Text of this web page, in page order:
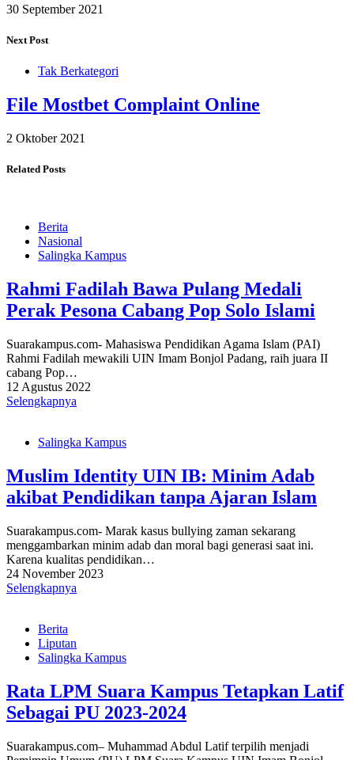
30 September 2021
Next Post
Tak Berkategori
File Mostbet Complaint Online
2 Oktober 2021
Related Posts
Berita
Nasional
Salingka Kampus
Rahmi Fadilah Bawa Pulang Medali
Perak Pesona Cabang Pop Solo Islami
Suarakampus.com- Mahasiswa Pendidikan Agama Islam (PAI)
Rahmi Fadilah mewakili UIN Imam Bonjol Padang, raih juara II
cabang Pop…
12 Agustus 2022
Selengkapnya
Salingka Kampus
Muslim Identity UIN IB: Minim Adab
akibat Pendidikan tanpa Ajaran Islam
Suarakampus.com- Marak kasus bullying zaman sekarang
menggambarkan minim adab dan moral bagi generasi saat ini.
Karena kualitas pendidikan…
24 November 2023
Selengkapnya
Berita
Liputan
Salingka Kampus
Rata LPM Suara Kampus Tetapkan Latif
Sebagai PU 2023-2024
Suarakampus.com– Muhammad Abdul Latif terpilih menjadi